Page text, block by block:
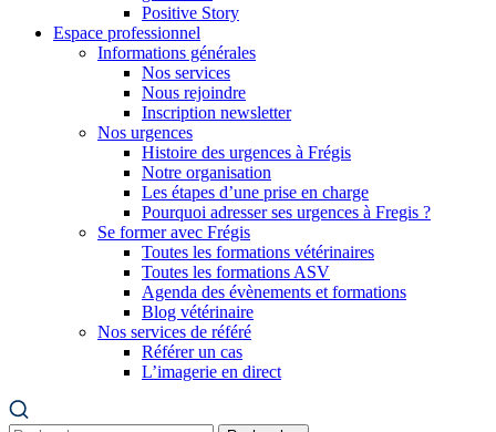
Positive Story
Espace professionnel
Informations générales
Nos services
Nous rejoindre
Inscription newsletter
Nos urgences
Histoire des urgences à Frégis
Notre organisation
Les étapes d’une prise en charge
Pourquoi adresser ses urgences à Fregis ?
Se former avec Frégis
Toutes les formations vétérinaires
Toutes les formations ASV
Agenda des évènements et formations
Blog vétérinaire
Nos services de référé
Référer un cas
L’imagerie en direct